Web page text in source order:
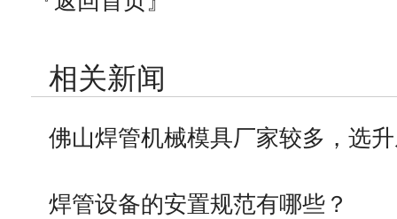
相关新闻
佛山焊管机械模具厂家较多，选
焊管设备的安置规范有哪些？